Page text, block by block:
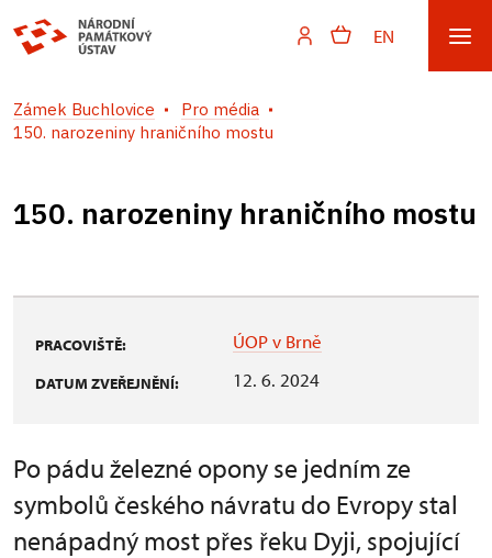
EN
Zámek Buchlovice
Pro média
150. narozeniny hraničního mostu
150. narozeniny hraničního mostu
PRACOVIŠTĚ: ÚOP v Brně
DATUM ZVEŘEJNĚNÍ: 12. 6. 2024
Po pádu železné opony se jedním ze
symbolů českého návratu do Evropy stal
nenápadný most přes řeku Dyji, spojující